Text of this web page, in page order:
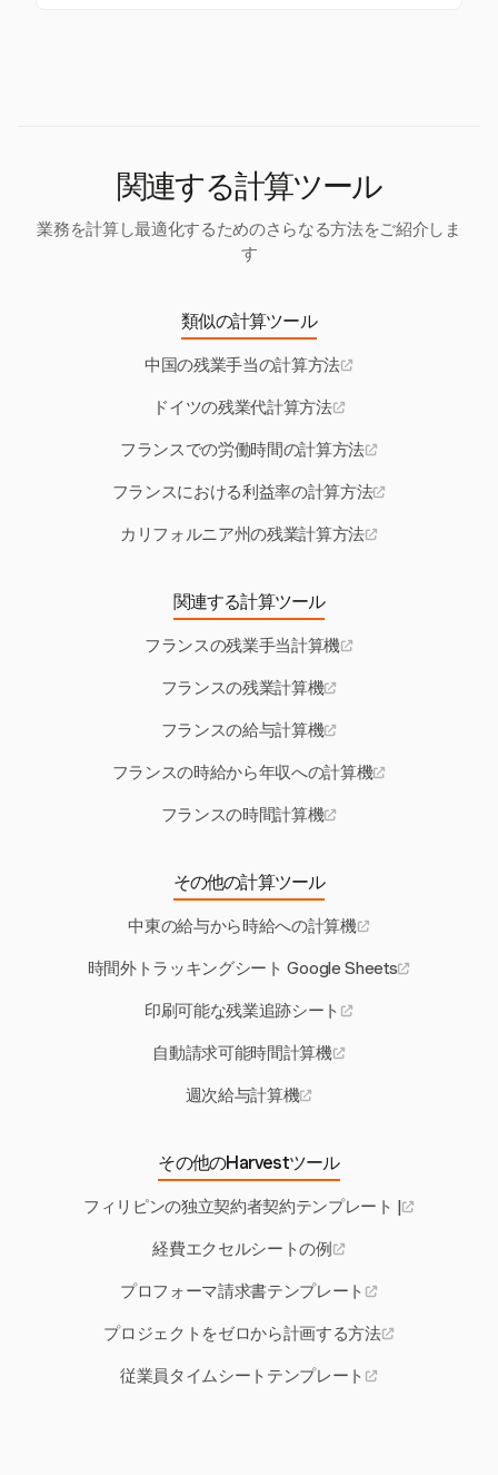
関連する計算ツール
業務を計算し最適化するためのさらなる方法をご紹介しま
す
類似の計算ツール
中国の残業手当の計算方法
ドイツの残業代計算方法
フランスでの労働時間の計算方法
フランスにおける利益率の計算方法
カリフォルニア州の残業計算方法
関連する計算ツール
フランスの残業手当計算機
フランスの残業計算機
フランスの給与計算機
フランスの時給から年収への計算機
フランスの時間計算機
その他の計算ツール
中東の給与から時給への計算機
時間外トラッキングシート Google Sheets
印刷可能な残業追跡シート
自動請求可能時間計算機
週次給与計算機
その他のHarvestツール
フィリピンの独立契約者契約テンプレート |
経費エクセルシートの例
プロフォーマ請求書テンプレート
プロジェクトをゼロから計画する方法
従業員タイムシートテンプレート